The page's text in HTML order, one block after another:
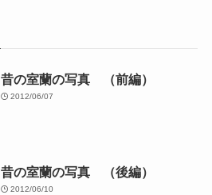
昔の室蘭の写真 （前編）
2012/06/07
昔の室蘭の写真 （後編）
2012/06/10